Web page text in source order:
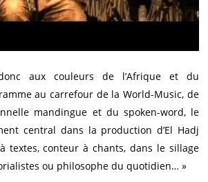
aux couleurs de l’Afrique et du
au carrefour de la World-Music, de
mandingue et du spoken-word, le
central dans la production d’El Hadj
textes, conteur à chants, dans le sillage
ou philosophe du quotidien… »